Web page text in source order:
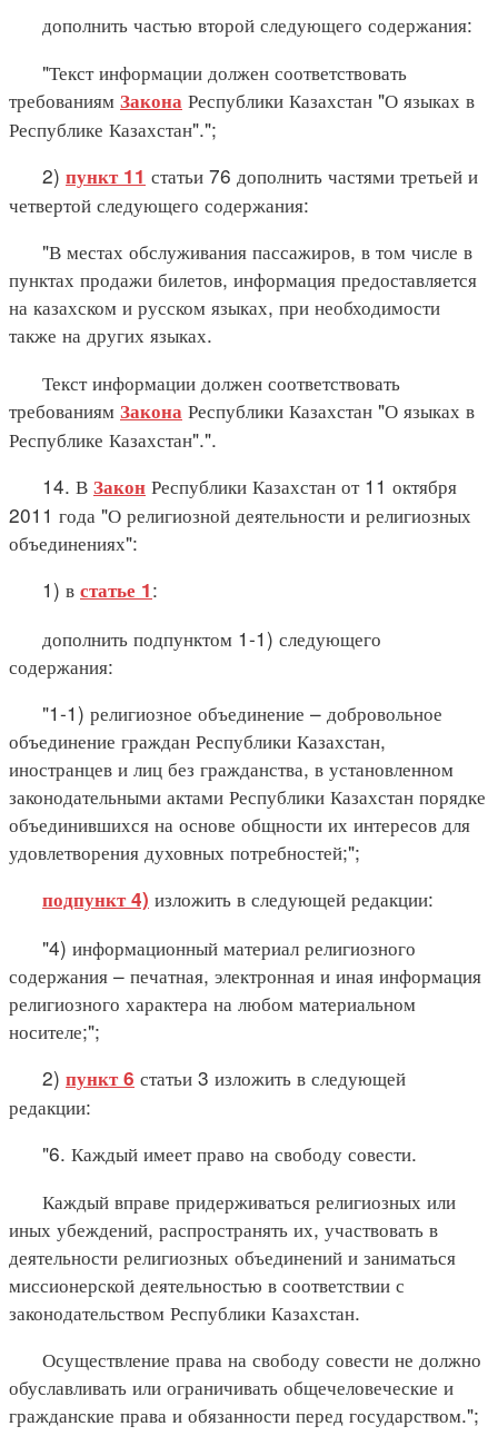
дополнить частью второй следующего содержания:
"Текст информации должен соответствовать
требованиям Закона Республики Казахстан "О языках в
Республике Казахстан".";
2) пункт 11 статьи 76 дополнить частями третьей и
четвертой следующего содержания:
"В местах обслуживания пассажиров, в том числе в
пунктах продажи билетов, информация предоставляется
на казахском и русском языках, при необходимости
также на других языках.
Текст информации должен соответствовать
требованиям Закона Республики Казахстан "О языках в
Республике Казахстан".".
14. В Закон Республики Казахстан от 11 октября
2011 года "О религиозной деятельности и религиозных
объединениях":
1) в статье 1:
дополнить подпунктом 1-1) следующего
содержания:
"1-1) религиозное объединение – добровольное
объединение граждан Республики Казахстан,
иностранцев и лиц без гражданства, в установленном
законодательными актами Республики Казахстан порядке
объединившихся на основе общности их интересов для
удовлетворения духовных потребностей;";
подпункт 4) изложить в следующей редакции:
"4) информационный материал религиозного
содержания – печатная, электронная и иная информация
религиозного характера на любом материальном
носителе;";
2) пункт 6 статьи 3 изложить в следующей
редакции:
"6. Каждый имеет право на свободу совести.
Каждый вправе придерживаться религиозных или
иных убеждений, распространять их, участвовать в
деятельности религиозных объединений и заниматься
миссионерской деятельностью в соответствии с
законодательством Республики Казахстан.
Осуществление права на свободу совести не должно
обуславливать или ограничивать общечеловеческие и
гражданские права и обязанности перед государством.";